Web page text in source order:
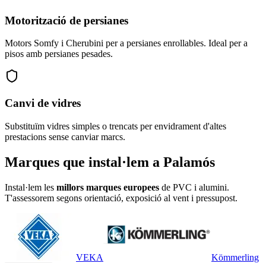
Motorització de persianes
Motors Somfy i Cherubini per a persianes enrollables. Ideal per a
pisos amb persianes pesades.
Canvi de vidres
Substituïm vidres simples o trencats per envidrament d'altes
prestacions sense canviar marcs.
Marques que instal·lem a Palamós
Instal·lem les millors marques europees de PVC i alumini.
T'assessorem segons orientació, exposició al vent i pressupost.
VEKA Kömmerling